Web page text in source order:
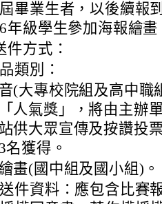
畢業生者，以後續報
年級學生參加海報繪
件方式：
類別：
(大專校院組及高中職
人氣獎」，將由主辦
供大眾宣傳及按讚投
名獲得。
畫(國中組及國小組)。
件資料：應包含比賽